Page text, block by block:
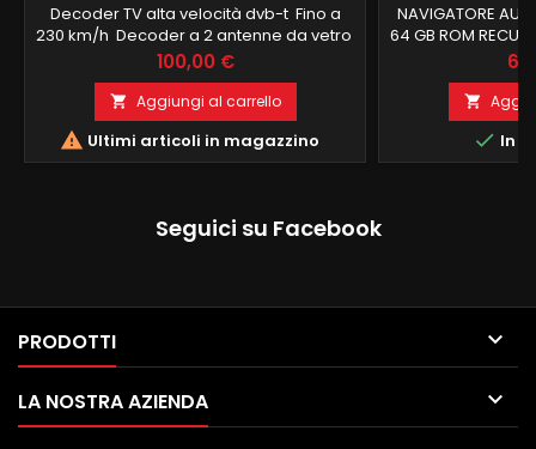
Decoder TV alta velocità dvb-t Fino a
230 km/h Decoder a 2 antenne da vetro
TV in auto con televideo e TV digitale
terrestre
Prezzo
100,00 €
 Aggiungi al carrello
 Ultimi articoli in magazzino
NAVIGATORE
64 GB ROM
BORDO
GB RAM 64 GB
ANDROID AUTO
con i comandi al
audi
OCTACORE

 In
Seguici su Facebook
PRODOTTI 
LA NOSTRA AZIENDA 